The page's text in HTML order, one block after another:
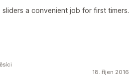
a convenient job for first timers.
18. říjen 2016